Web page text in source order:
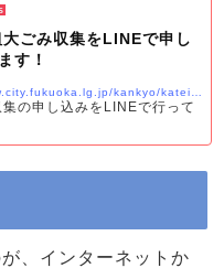
ごみ収集をLINEで申し
す！
https://www.city.fukuoka.lg.jp/kankyo/kateigomi/hp/LINE-sodaigomi.html
の申し込みをLINEで行って
、インターネットか